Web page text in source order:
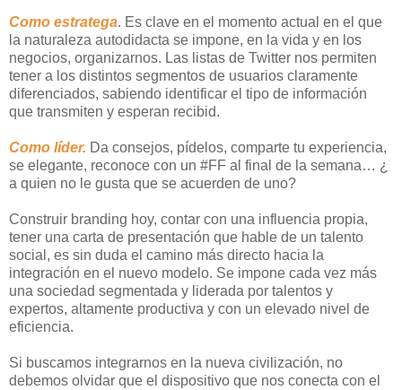
Como estratega. Es clave en el momento actual en el que
la naturaleza autodidacta se impone, en la vida y en los
negocios, organizarnos. Las listas de Twitter nos permiten
tener a los distintos segmentos de usuarios claramente
diferenciados, sabiendo identificar el tipo de información
que transmiten y esperan recibid.
Como líder. Da consejos, pídelos, comparte tu experiencia,
se elegante, reconoce con un #FF al final de la semana… ¿
a quien no le gusta que se acuerden de uno?
Construir branding hoy, contar con una influencia propia,
tener una carta de presentación que hable de un talento
social, es sin duda el camino más directo hacia la
integración en el nuevo modelo. Se impone cada vez más
una sociedad segmentada y liderada por talentos y
expertos, altamente productiva y con un elevado nivel de
eficiencia.
Si buscamos integrarnos en la nueva civilización, no
debemos olvidar que el dispositivo que nos conecta con el